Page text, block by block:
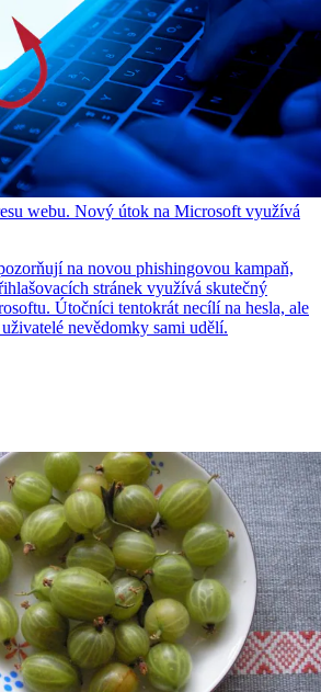
webu. Nový útok na Microsoft využívá
na novou phishingovou kampaň,
stránek využívá skutečný
Útočníci tentokrát necílí na hesla, ale
nevědomky sami udělí.